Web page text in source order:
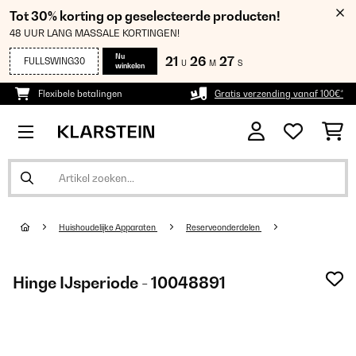
Tot 30% korting op geselecteerde producten!
48 UUR LANG MASSALE KORTINGEN!
FULLSWING30
Nu
winkelen
21 U 26 M 26 S
Flexibele betalingen Gratis verzending vanaf 100€*
Huishoudelijke Apparaten Reserveonderdelen
Hinge IJsperiode - 10048891